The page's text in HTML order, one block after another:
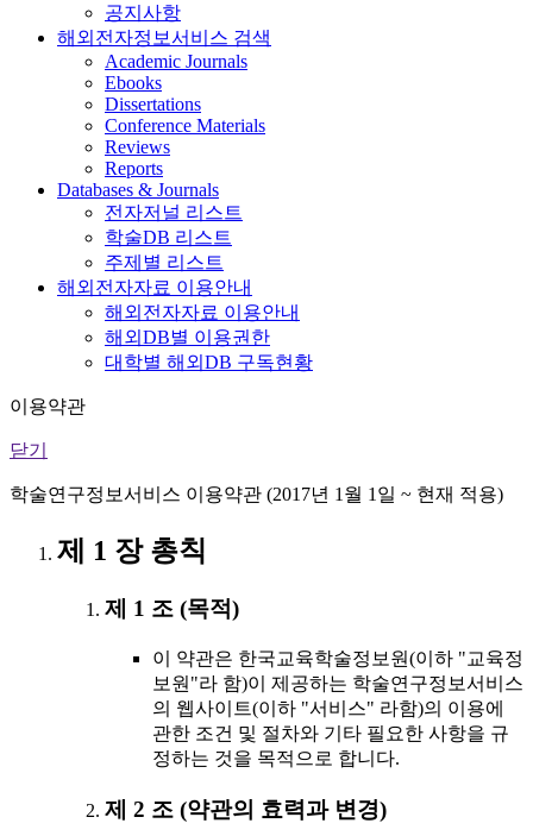
공지사항
해외전자정보서비스 검색
Academic Journals
Ebooks
Dissertations
Conference Materials
Reviews
Reports
Databases & Journals
전자저널 리스트
학술DB 리스트
주제별 리스트
해외전자자료 이용안내
해외전자자료 이용안내
해외DB별 이용권한
대학별 해외DB 구독현황
이용약관
닫기
학술연구정보서비스 이용약관 (2017년 1월 1일 ~ 현재 적용)
제 1 장 총칙
제 1 조 (목적)
이 약관은 한국교육학술정보원(이하 "교육정
보원"라 함)이 제공하는 학술연구정보서비스
의 웹사이트(이하 "서비스" 라함)의 이용에
관한 조건 및 절차와 기타 필요한 사항을 규
정하는 것을 목적으로 합니다.
제 2 조 (약관의 효력과 변경)